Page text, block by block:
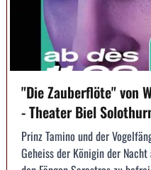
"Die Zauberflöte" von
- Theater Biel
Prinz Tamino und der
Geheiss der Königin der